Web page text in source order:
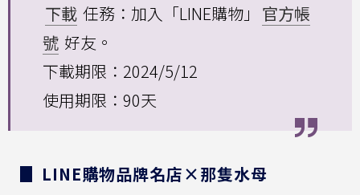
下載 任務：加入「LINE購物」 官方帳
號 好友。
下載期限：2024/5/12
使用期限：90天
▊ LINE購物品牌名店×那隻水母